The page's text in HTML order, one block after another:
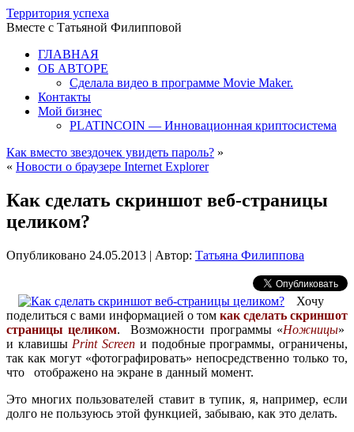
Территория успеха
Вместе с Татьяной Филипповой
ГЛАВНАЯ
ОБ АВТОРЕ
Сделала видео в программе Movie Maker.
Контакты
Мой бизнес
PLATINCOIN — Инновационная криптосистема
Как вместо звездочек увидеть пароль? »
« Новости о браузере Internet Explorer
Как сделать скриншот веб-страницы
целиком?
Опубликовано 24.05.2013 | Автор: Татьяна Филиппова
Хочу
поделиться с вами информацией о том как сделать скриншот
страницы целиком. Возможности программы «Ножницы»
и клавишы Print Screen и подобные программы, ограничены,
так как могут «фотографировать» непосредственно только то,
что отображено на экране в данный момент.
Это многих пользователей ставит в тупик, я, например, если
долго не пользуюсь этой функцией, забываю, как это делать.